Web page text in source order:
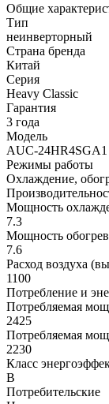
Общие
Тип
неинверторный
Страна бренда
Китай
Серия
Heavy Classic
Гарантия
3 года
Модель
AUC-
Режимы работы
Охлаждение,
Мощность
7.3
Мощность
7.6
Расход воздуха
1100
Потребление и
Потребляемая
2425
Потребляемая
2230
Класс
B
Потребительские